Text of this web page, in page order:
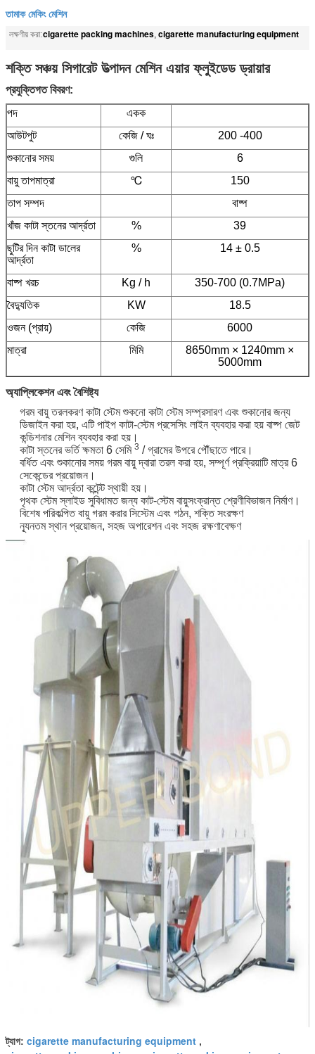
তামাক মেকিং মেশিন
লক্ষণীয় করা:cigarette packing machines, cigarette manufacturing equipment
শক্তি সঞ্চয় সিগারেট উত্পাদন মেশিন এয়ার ফ্লুইডেড ড্রায়ার
প্রযুক্তিগত বিবরণ:
পদ
একক
আউটপুট
কেজি / ঘঃ
200 -400
শুকানোর সময়
গুলি
6
বায়ু তাপমাত্রা
℃
150
তাপ সম্পদ
বাষ্প
খাঁজ কাটা স্তনের আর্দ্রতা
%
39
ছুটির দিন কাটা ডালের
আর্দ্রতা
% 14 ± 0.5
বাষ্প খরচ Kg / h
350-700 (0.7MPa)
বৈদ্যুতিক
KW
18.5
ওজন (প্রায়)
কেজি
6000
মাত্রা
মিমি
8650mm × 1240mm ×
5000mm
অ্যাপ্লিকেশন এবং বৈশিষ্ট্য
গরম বায়ু তরলকরণ কাটা স্টেম শুকনো কাটা স্টেম সম্প্রসারণ এবং শুকানোর জন্য
ডিজাইন করা হয়, এটি পাইপ কাটা-স্টেম প্রসেসিং লাইন ব্যবহার করা হয় বাষ্প জেট
কন্ডিশনার মেশিন ব্যবহার করা হয়।
কাটা স্তনের ভর্তি ক্ষমতা 6 সেমি 3 / গ্রামের উপরে পৌঁছাতে পারে।
বর্ধিত এবং শুকানোর সময় গরম বায়ু দ্বারা তরল করা হয়, সম্পূর্ণ প্রক্রিয়াটি মাত্র 6
সেকেন্ডের প্রয়োজন।
কাটা স্টেম আর্দ্রতা কন্টেন্ট স্থায়ী হয়।
পৃথক স্টেম স্লাইড সুবিধামত জন্য কাট-স্টেম বায়ুসংক্রান্ত শ্রেণীবিভাজন নির্মাণ।
বিশেষ পরিকল্পিত বায়ু গরম করার সিস্টেম এবং গঠন, শক্তি সংরক্ষণ
ন্যূনতম স্থান প্রয়োজন, সহজ অপারেশন এবং সহজ রক্ষণাবেক্ষণ
ট্যাগ: cigarette manufacturing equipment ,